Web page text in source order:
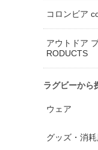
コロンビア
アウトドア
RODUCTS
ラグビーから
ウェア
グッズ・消